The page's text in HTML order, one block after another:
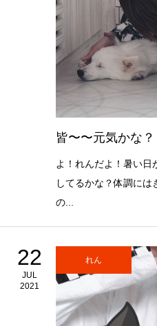
皆〜〜元気かな？
よ！れんだよ！暑い日
してるかな？体調には
の...
22
JUL
2021
れん